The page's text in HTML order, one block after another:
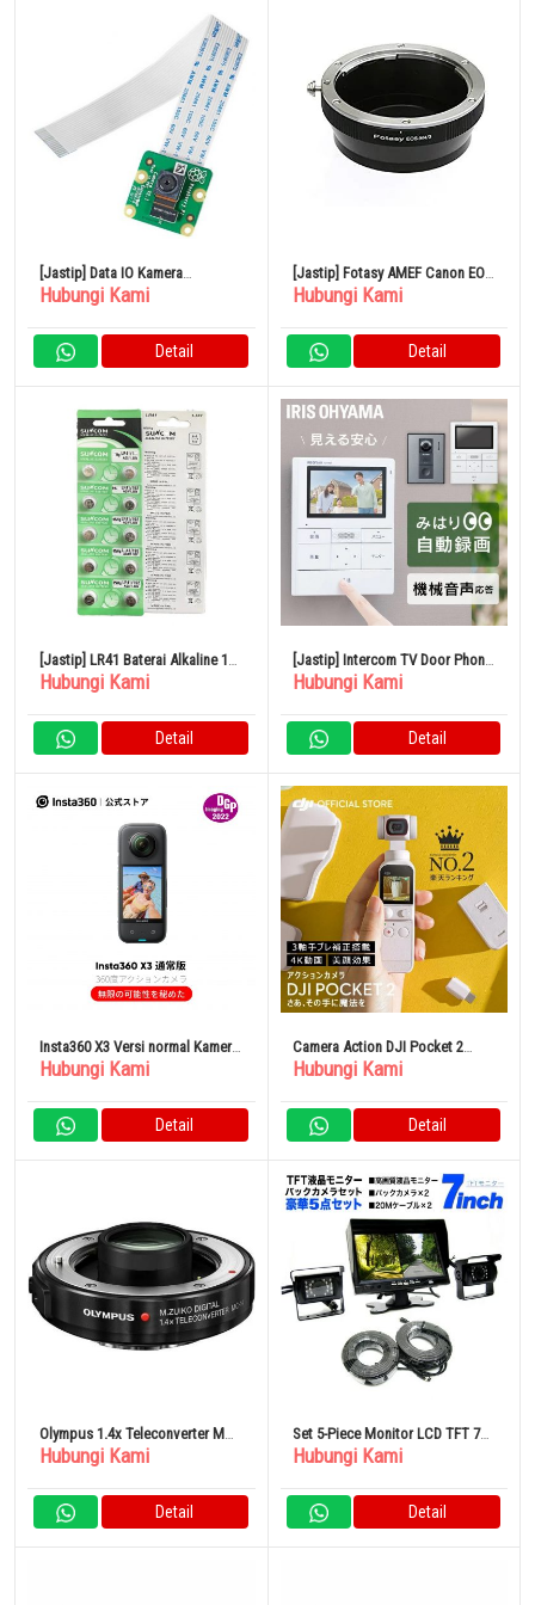
[Jastip] Data IO Kamera
Raspberry Pi V2 UDRPCAMERA
Hubungi Kami
Detail
[Jastip] Fotasy AMEF Canon EOS
EF Lens to M43 Micro Four
Hubungi Kami
Detail
[Jastip] LR41 Baterai Alkaline 10
Buah AG3 Baterai Termometer
Hubungi Kami
Detail
[Jastip] Intercom TV Door Phone
Cord Iris Ohyama TD- SM3010-
Hubungi Kami
Detail
Insta360 X3 Versi normal Kamera
Asuraku 360 derajat
Hubungi Kami
Detail
Camera Action DJI Pocket 2
Sunset White
Hubungi Kami
Detail
Olympus 1.4x Teleconverter MC-
14
Hubungi Kami
Detail
Set 5-Piece Monitor LCD TFT 7
Inci
Hubungi Kami
Detail